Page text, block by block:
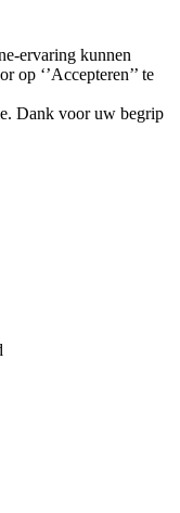
ervaring kunnen
op ‘’Accepteren’’ te
Dank voor uw begrip